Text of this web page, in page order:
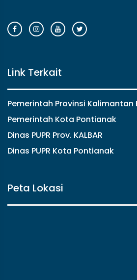
Link Terkait
Pemerintah Provinsi Kalimantan
Pemerintah Kota Pontianak
Dinas PUPR Prov. KALBAR
Dinas PUPR Kota Pontianak
Peta Lokasi